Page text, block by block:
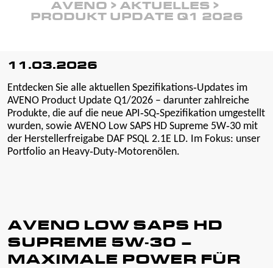
AVENO
AKTUELLES
PRODUKT UPDATE Q1 2026
11.03.2026
Entdecken Sie alle aktuellen Spezifikations‑Updates im
AVENO Product Update Q1/2026 – darunter zahlreiche
Produkte, die auf die neue API‑SQ‑Spezifikation umgestellt
wurden, sowie AVENO Low SAPS HD Supreme 5W‑30 mit
der Herstellerfreigabe DAF PSQL 2.1E LD. Im Fokus: unser
Portfolio an Heavy‑Duty‑Motorenölen.
AVENO LOW SAPS HD
SUPREME 5W‑30 –
MAXIMALE POWER FÜR